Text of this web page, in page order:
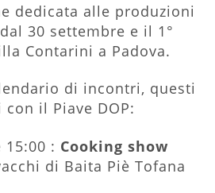
dedicata alle produzioni
30 settembre e il 1°
Contarini a Padova.
di incontri, questi
il Piave DOP:
15:00 : Cooking show
di Baita Piè Tofana